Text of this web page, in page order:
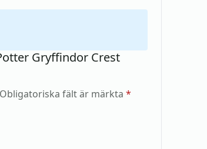
Gryffindor Crest
Obligatoriska fält är märkta *